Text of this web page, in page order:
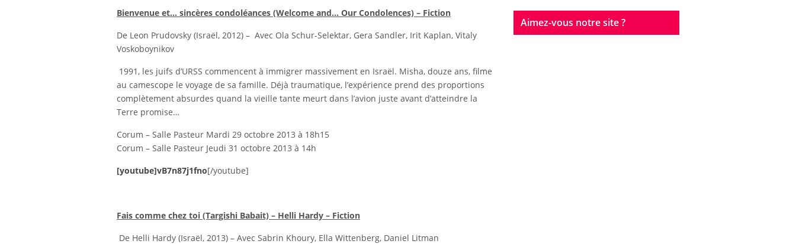
Bienvenue et… sincères condoléances (Welcome and… Our Condolences) – Fiction
De Leon Prudovsky (Israël, 2012) – Avec Ola Schur-Selektar, Gera Sandler, Irit Kaplan, Vitaly
Voskoboynikov
1991, les juifs d’URSS commencent à immigrer massivement en Israël. Misha, douze ans, filme
au camescope le voyage de sa famille. Déjà traumatique, l’expérience prend des proportions
complètement absurdes quand la vieille tante meurt dans l’avion juste avant d’atteindre la
Terre promise…
Corum – Salle Pasteur Mardi 29 octobre 2013 à 18h15
Corum – Salle Pasteur Jeudi 31 octobre 2013 à 14h
[youtube]vB7n87j1fno[/youtube]
Fais comme chez toi (Targishi Babait) – Helli Hardy – Fiction
De Helli Hardy (Israël, 2013) – Avec Sabrin Khoury, Ella Wittenberg, Daniel Litman
Aimez-vous notre site ?